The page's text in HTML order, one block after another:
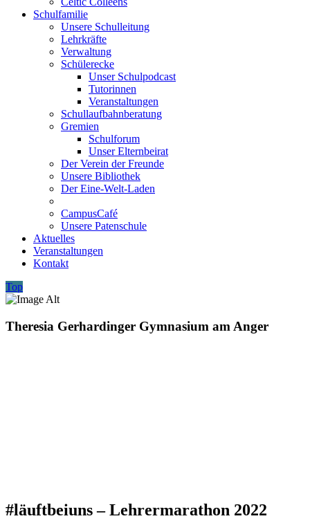
Schulfamilie
Unsere Schulleitung
Lehrkräfte
Verwaltung
Schülerecke
Unser Schulpodcast
Tutorinnen
Veranstaltungen
Schullaufbahnberatung
Gremien
Schulforum
Unser Elternbeirat
Der Verein der Freunde
Unsere Bibliothek
Der Eine-Welt-Laden
CampusCafé
Unsere Patenschule
Aktuelles
Veranstaltungen
Kontakt
Top
Theresia Gerhardinger Gymnasium am Anger
#läuftbeiuns – Lehrermarathon 2022